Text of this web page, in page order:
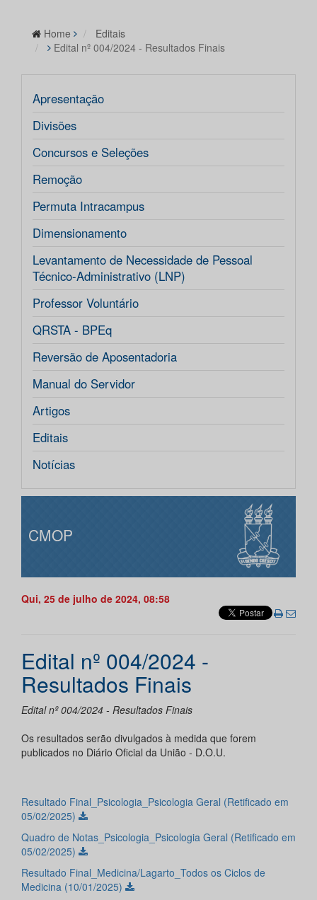
Home
Editais
Edital nº 004/2024 - Resultados Finais
Apresentação
Divisões
Concursos e Seleções
Remoção
Permuta Intracampus
Dimensionamento
Levantamento de Necessidade de Pessoal
Técnico-Administrativo (LNP)
Professor Voluntário
QRSTA - BPEq
Reversão de Aposentadoria
Manual do Servidor
Artigos
Editais
Notícias
CMOP
Qui, 25 de julho de 2024, 08:58
Edital nº 004/2024 -
Resultados Finais
Edital nº 004/2024 - Resultados Finais
Os resultados serão divulgados à medida que forem
publicados no Diário Oficial da União - D.O.U.
Resultado Final_Psicologia_Psicologia Geral (Retificado em
05/02/2025)
Quadro de Notas_Psicologia_Psicologia Geral (Retificado em
05/02/2025)
Resultado Final_Medicina/Lagarto_Todos os Ciclos de
Medicina (10/01/2025)